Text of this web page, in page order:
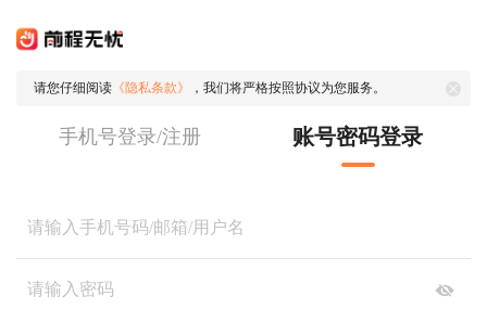
请您仔细阅读 《隐私条款》 ，我们将严格按照协议为您服务。
手机号登录/注册 账号密码登录